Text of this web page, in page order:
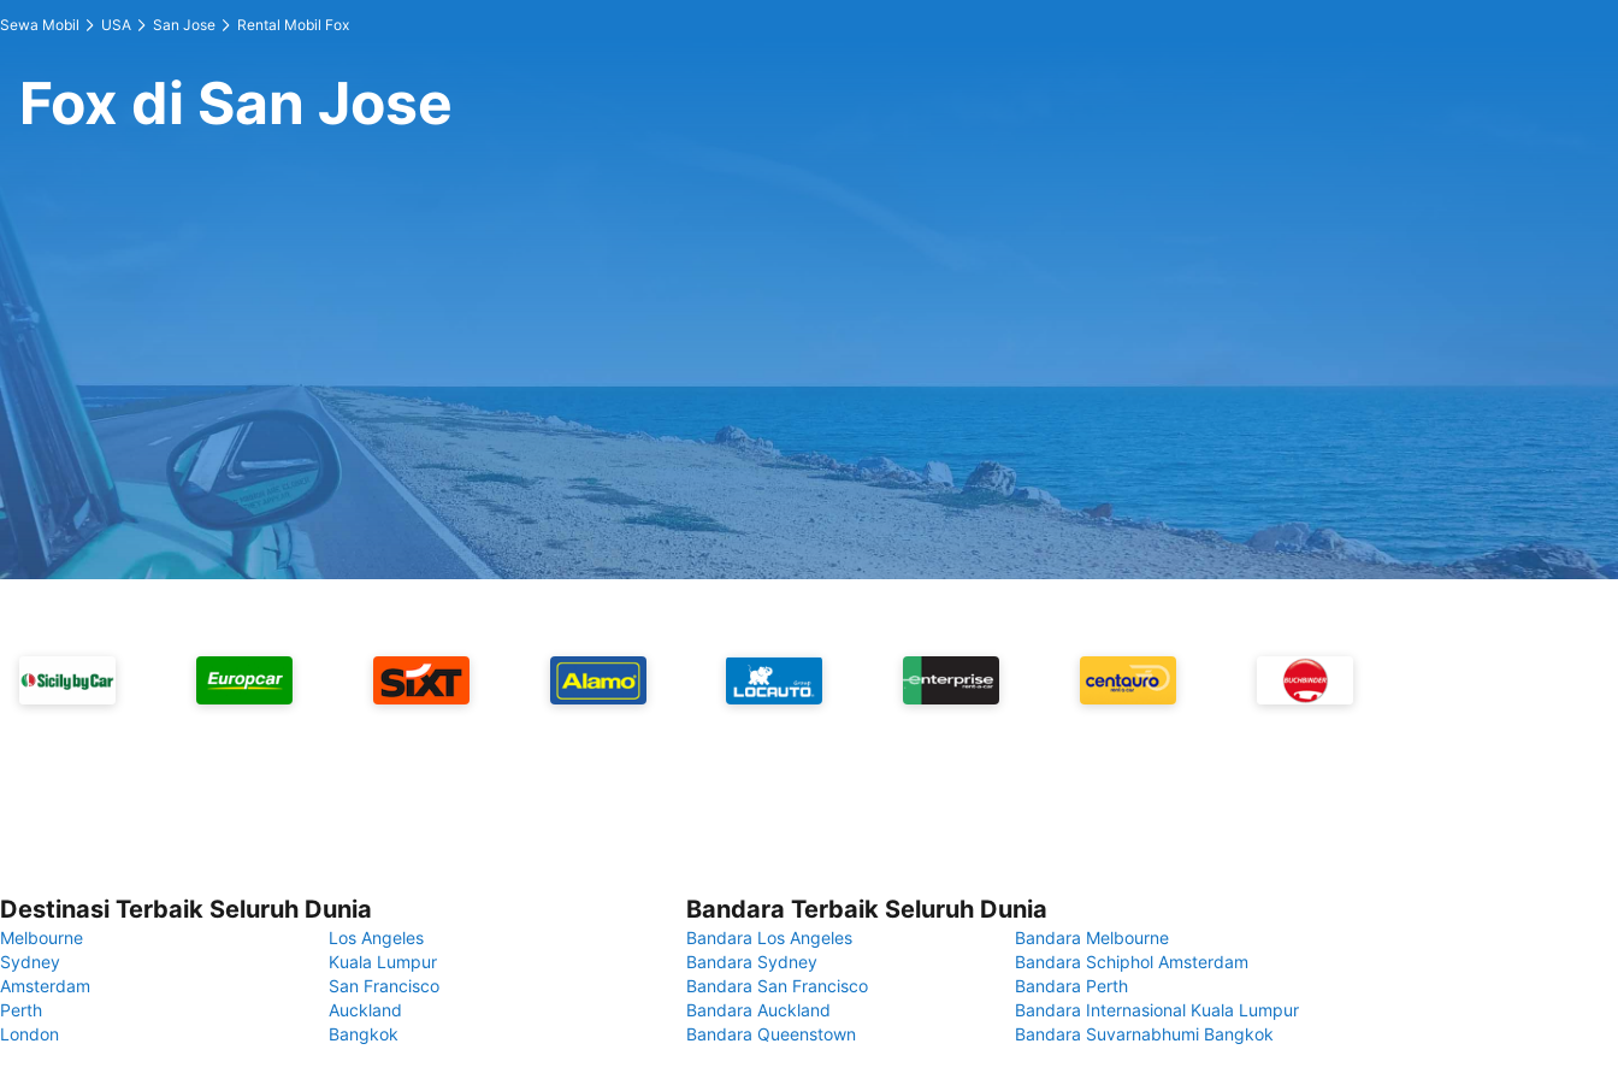
Sewa Mobil USA San Jose Rental Mobil Fox
Fox di San Jose
Destinasi Terbaik Seluruh Dunia
Melbourne
Los Angeles
Sydney
Kuala Lumpur
Amsterdam
San Francisco
Perth
Auckland
London
Bangkok
Bandara Terbaik Seluruh Dunia
Bandara Los Angeles
Bandara Melbourne
Bandara Sydney
Bandara Schiphol Amsterdam
Bandara San Francisco
Bandara Perth
Bandara Auckland
Bandara Internasional Kuala Lumpur
Bandara Queenstown
Bandara Suvarnabhumi Bangkok